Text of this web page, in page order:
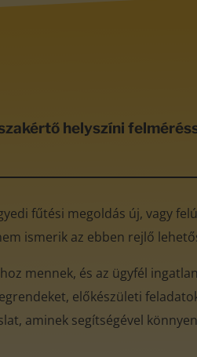
helyszíni
fűtési megoldás új, vagy
ismerik az ebben rejlő
mennek, és az ügyfél
előkészületi
aminek segítségével